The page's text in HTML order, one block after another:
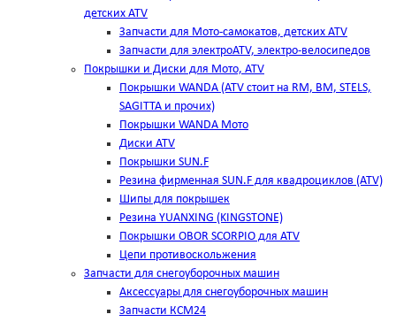
детских ATV
Запчасти для Мото-самокатов, детских ATV
Запчасти для электроATV, электро-велосипедов
Покрышки и Диски для Мото, ATV
Покрышки WANDA (АТV стоит на RM, BM, STELS,
SAGITTA и прочих)
Покрышки WANDA Мото
Диски ATV
Покрышки SUN.F
Резина фирменная SUN.F для квадроциклов (АТV)
Шипы для покрышек
Резина YUANXING (KINGSTONE)
Покрышки OBOR SCORPIO для ATV
Цепи противоскольжения
Запчасти для снегоуборочных машин
Аксессуары для снегоуборочных машин
Запчасти КСМ24